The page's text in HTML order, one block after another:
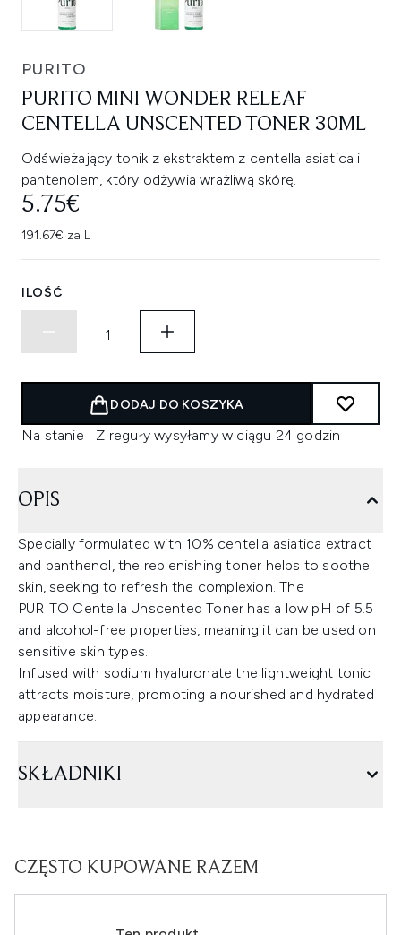
PURITO
PURITO MINI WONDER RELEAF
CENTELLA UNSCENTED TONER 30ML
Odświeżający tonik z ekstraktem z centella asiatica i
pantenolem, który odżywia wrażliwą skórę.
5.75€
191.67€ za L
ILOŚĆ
DODAJ DO KOSZYKA
Na stanie | Z reguły wysyłamy w ciągu 24 godzin
OPIS
Specially formulated with 10% centella asiatica extract
and panthenol, the replenishing toner helps to soothe
skin, seeking to refresh the complexion. The
PURITO Centella Unscented Toner has a low pH of 5.5
and alcohol-free properties, meaning it can be used on
sensitive skin types.
Infused with sodium hyaluronate the lightweight tonic
attracts moisture, promoting a nourished and hydrated
appearance.
SKŁADNIKI
CZĘSTO KUPOWANE RAZEM